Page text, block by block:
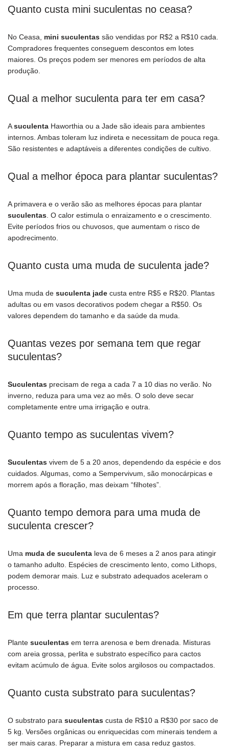
Quanto custa mini suculentas no ceasa?
No Ceasa, mini suculentas são vendidas por R$2 a R$10 cada.
Compradores frequentes conseguem descontos em lotes
maiores. Os preços podem ser menores em períodos de alta
produção.
Qual a melhor suculenta para ter em casa?
Asuculenta Haworthia ou a Jade são ideais para ambientes
internos. Ambas toleram luz indireta e necessitam de pouca rega.
São resistentes e adaptáveis a diferentes condições de cultivo.
Qual a melhor época para plantar suculentas?
A primavera e o verão são as melhores épocas para plantar
suculentas. O calor estimula o enraizamento e o crescimento.
Evite períodos frios ou chuvosos, que aumentam o risco de
apodrecimento.
Quanto custa uma muda de suculenta jade?
Uma muda de suculenta jade custa entre R$5 e R$20. Plantas
adultas ou em vasos decorativos podem chegar a R$50. Os
valores dependem do tamanho e da saúde da muda.
Quantas vezes por semana tem que regar
suculentas?
Suculentas precisam de rega a cada 7 a 10 dias no verão. No
inverno, reduza para uma vez ao mês. O solo deve secar
completamente entre uma irrigação e outra.
Quanto tempo as suculentas vivem?
Suculentas vivem de 5 a 20 anos, dependendo da espécie e dos
cuidados. Algumas, como a Sempervivum, são monocárpicas e
morrem após a floração, mas deixam “filhotes”.
Quanto tempo demora para uma muda de
suculenta crescer?
Uma muda de suculenta leva de 6 meses a 2 anos para atingir
o tamanho adulto. Espécies de crescimento lento, como Lithops,
podem demorar mais. Luz e substrato adequados aceleram o
processo.
Em que terra plantar suculentas?
Plante suculentas em terra arenosa e bem drenada. Misturas
com areia grossa, perlita e substrato específico para cactos
evitam acúmulo de água. Evite solos argilosos ou compactados.
Quanto custa substrato para suculentas?
O substrato para suculentas custa de R$10 a R$30 por saco de
5 kg. Versões orgânicas ou enriquecidas com minerais tendem a
ser mais caras. Preparar a mistura em casa reduz gastos.